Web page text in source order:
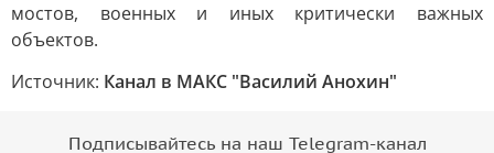
мостов, военных и иных критически важных
объектов.
Источник: Канал в МАКС "Василий Анохин"
Подписывайтесь на наш Telegram-канал